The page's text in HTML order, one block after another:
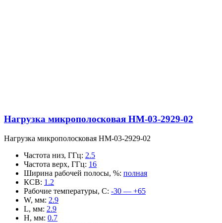
Нагрузка микрополосковая НМ-03-2929-02
Нагрузка микрополосковая НМ-03-2929-02
Частота низ, ГГц: 2.5
Частота верх, ГГц: 16
Ширина рабочей полосы, %: полная
КСВ: 1.2
Рабочие температуры, С: -30 — +65
W, мм: 2.9
L, мм: 2.9
H, мм: 0.7